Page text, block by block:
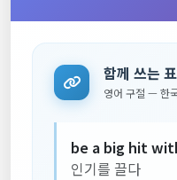
함께 쓰는
영어 구절 — 한
be a big hit
인기를 끌다